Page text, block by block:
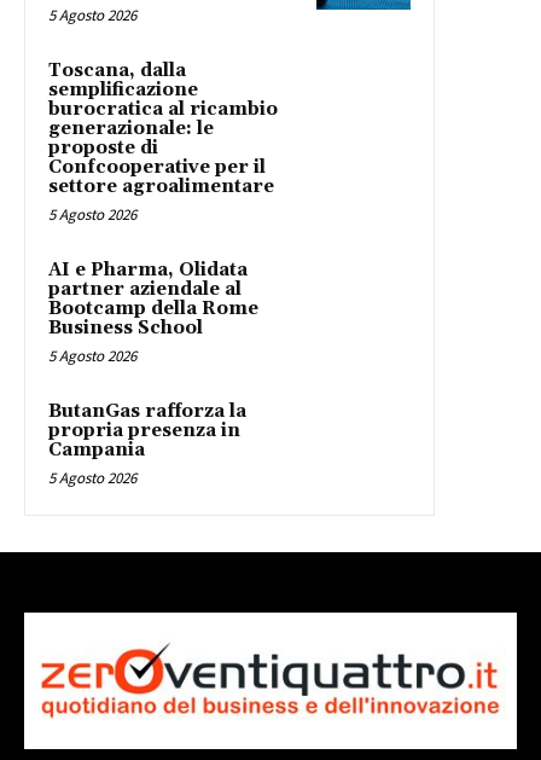
5 Agosto 2026
Toscana, dalla
semplificazione
burocratica al ricambio
generazionale: le
proposte di
Confcooperative per il
settore agroalimentare
5 Agosto 2026
AI e Pharma, Olidata
partner aziendale al
Bootcamp della Rome
Business School
5 Agosto 2026
ButanGas rafforza la
propria presenza in
Campania
5 Agosto 2026